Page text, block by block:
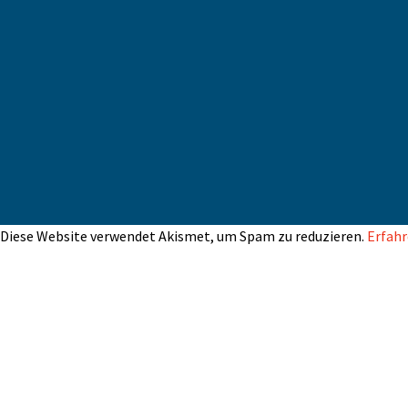
Diese Website verwendet Akismet, um Spam zu reduzieren.